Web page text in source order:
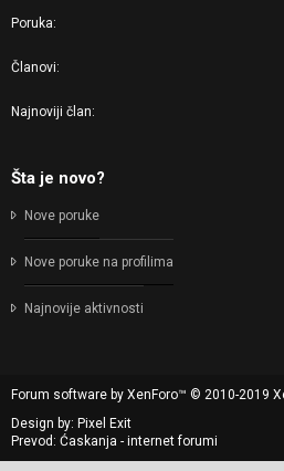
Poruka
Članovi
Najnoviji član
Šta je novo?
Nove poruke
Nove poruke na profilima
Najnovije aktivnosti
Forum software by XenForo™ © 2010-2019
Design by: Pixel Exit
Prevod: Ćaskanja - internet forumi